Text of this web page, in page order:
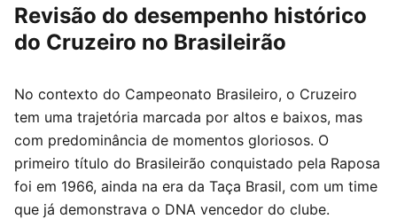
Revisão do desempenho histórico
do Cruzeiro no Brasileirão
No contexto do Campeonato Brasileiro, o Cruzeiro
tem uma trajetória marcada por altos e baixos, mas
com predominância de momentos gloriosos. O
primeiro título do Brasileirão conquistado pela Raposa
foi em 1966, ainda na era da Taça Brasil, com um time
que já demonstrava o DNA vencedor do clube.